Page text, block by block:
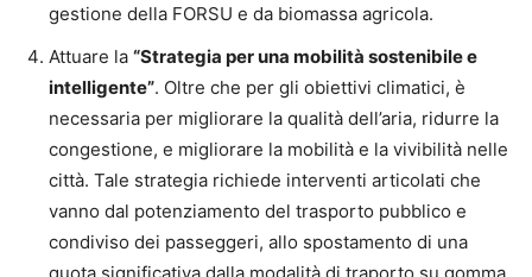
gestione della FORSU e da biomassa agricola.
Attuare la “Strategia per una mobilità sostenibile e
intelligente”. Oltre che per gli obiettivi climatici, è
necessaria per migliorare la qualità dell’aria, ridurre la
congestione, e migliorare la mobilità e la vivibilità nelle
città. Tale strategia richiede interventi articolati che
vanno dal potenziamento del trasporto pubblico e
condiviso dei passeggeri, allo spostamento di una
quota significativa dalla modalità di traporto su gomma